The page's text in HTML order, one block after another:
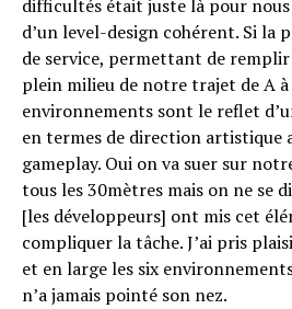
difficultés était juste là pour
d’un level-design cohérent. Si la
de service, permettant de
plein milieu de notre trajet de A
environnements sont le reflet
en termes de direction artistique
gameplay. Oui on va suer sur
tous les 30mètres mais on ne se
[les développeurs] ont mis cet
compliquer la tâche. J’ai pris
et en large les six
n’a jamais pointé son nez.